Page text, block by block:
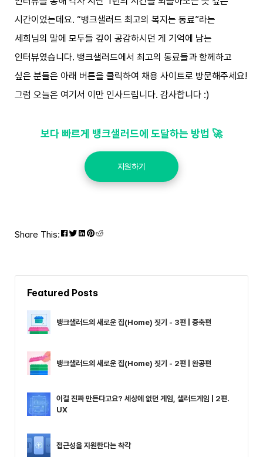
시간이었는데요. “뱅크샐러드 최고의 복지는 동료”라는
세희님의 말에 모두들 깊이 공감하시던 게 기억에 남는
인터뷰였습니다. 뱅크샐러드에서 최고의 동료들과 함께하고
싶은 분들은 아래 버튼을 클릭하여 채용 사이트로 방문해주세요!
그럼 오늘은 여기서 이만 인사드립니다. 감사합니다 :)
보다 빠르게 뱅크샐러드에 도달하는 방법 🚀
지원하기
Share This:
Featured Posts
뱅크샐러드의 새로운 집(Home) 짓기 - 3편 | 증축편
뱅크샐러드의 새로운 집(Home) 짓기 - 2편 | 완공편
이걸 진짜 만든다고요? 세상에 없던 게임, 샐러드게임 | 2편.
UX
접근성을 지원한다는 착각